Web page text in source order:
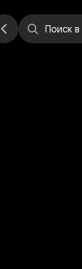
Поиск
Места